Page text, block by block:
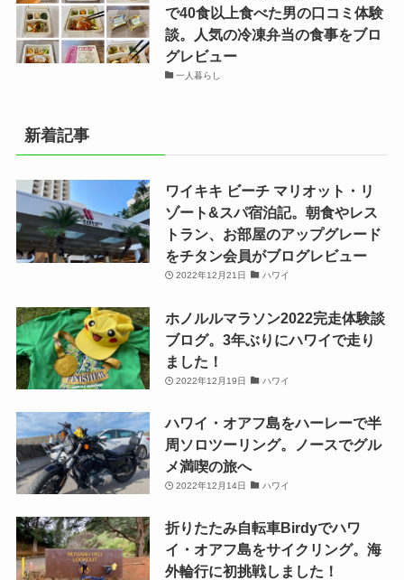
で40食以上食べた男の口コミ体験
談。人気の冷凍弁当の食事をブロ
グレビュー
一人暮らし
新着記事
ワイキキ ビーチ マリオット・リ
ゾート&スパ宿泊記。朝食やレス
トラン、お部屋のアップグレード
をチタン会員がブログレビュー
2022年12月21日 ハワイ
ホノルルマラソン2022完走体験談
ブログ。3年ぶりにハワイで走り
ました！
2022年12月19日 ハワイ
ハワイ・オアフ島をハーレーで半
周ソロツーリング。ノースでグル
メ満喫の旅へ
2022年12月14日 ハワイ
折りたたみ自転車Birdyでハワ
イ・オアフ島をサイクリング。海
外輪行に初挑戦しました！